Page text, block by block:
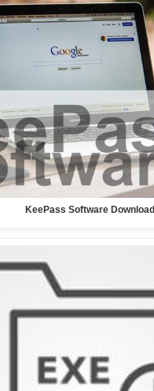
KeePass Software Download